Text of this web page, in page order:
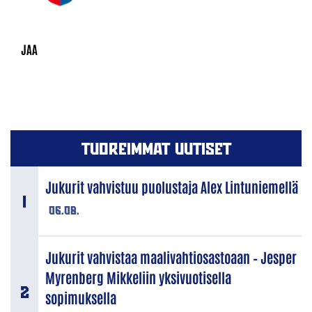
TUOREIMMAT UUTISET
06.08.
Jukurit vahvistuu puolustaja Alex Lintuniemellä
Jukurit vahvistaa maalivahtiosastoaan – Jesper
Myrenberg Mikkeliin yksivuotisella
sopimuksella